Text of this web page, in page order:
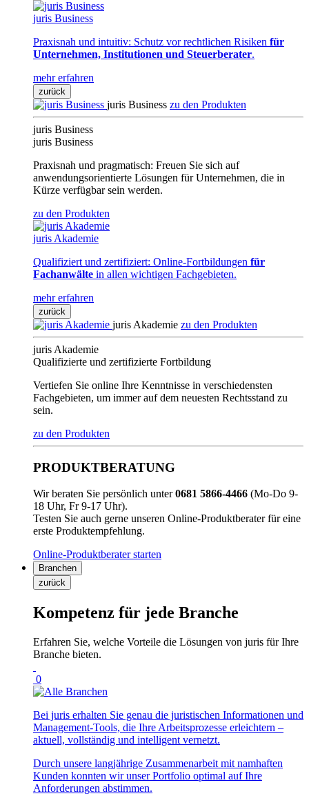
juris Business
Praxisnah und intuitiv: Schutz vor rechtlichen Risiken für
Unternehmen, Institutionen und Steuerberater.
mehr erfahren
zurück
juris Business zu den Produkten
juris Business
juris Business
Praxisnah und pragmatisch: Freuen Sie sich auf
anwendungsorientierte Lösungen für Unternehmen, die in
Kürze verfügbar sein werden.
zu den Produkten
juris Akademie
Qualifiziert und zertifiziert: Online-Fortbildungen für
Fachanwälte in allen wichtigen Fachgebieten.
mehr erfahren
zurück
juris Akademie zu den Produkten
juris Akademie
Qualifizierte und zertifizierte Fortbildung
Vertiefen Sie online Ihre Kenntnisse in verschiedensten
Fachgebieten, um immer auf dem neuesten Rechtsstand zu
sein.
zu den Produkten
PRODUKTBERATUNG
Wir beraten Sie persönlich unter0681 5866-4466 (Mo-Do 9-
18 Uhr, Fr 9-17 Uhr).
Testen Sie auch gerne unseren Online-Produktberater für eine
erste Produktempfehlung.
Online-Produktberater starten
Branchen
zurück
Kompetenz für jede Branche
Erfahren Sie, welche Vorteile die Lösungen von juris für Ihre
Branche bieten.
0
Bei juris erhalten Sie genau die juristischen Informationen und
Management-Tools, die Ihre Arbeitsprozesse erleichtern –
aktuell, vollständig und intelligent vernetzt.
Durch unsere langjährige Zusammenarbeit mit namhaften
Kunden konnten wir unser Portfolio optimal auf Ihre
Anforderungen abstimmen.